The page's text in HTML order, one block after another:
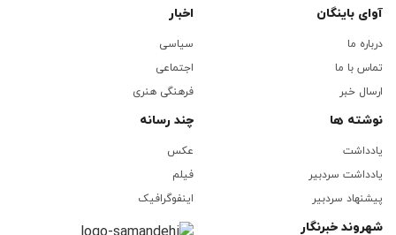
آوای باینگان
درباره ما
تماس با ما
ارسال خبر
اخبار
سیاسی
اجتماعی
فرهنگی هنری
نوشته ها
یادداشت
یادداشت سردبیر
پیشنهاد سردبیر
چند رسانه
عکس
فیلم
اینفوگرافیک
شهروند خبرنگار